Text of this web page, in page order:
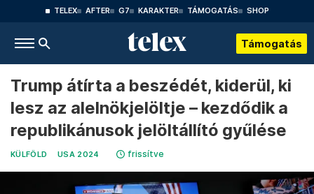
TELEX AFTER G7 KARAKTER TÁMOGATÁS SHOP
Támogatás
Trump átírta a beszédét, kiderül, ki
lesz az alelnökjelöltje – kezdődik a
republikánusok jelöltállító gyűlése
KÜLFÖLD USA 2024 frissítve